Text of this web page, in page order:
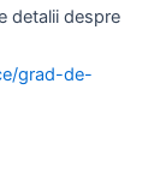
detalii despre
grad-de-